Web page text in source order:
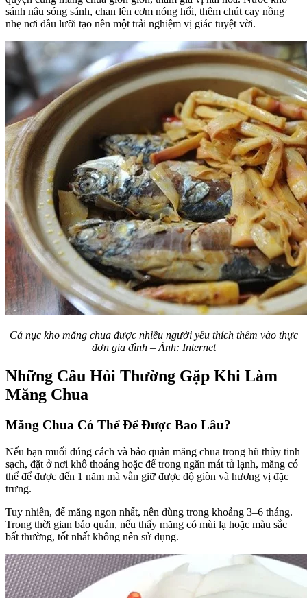
sánh nâu sóng sánh, chan lên cơm nóng hổi, thêm chút cay nồng
nhẹ nơi đầu lưỡi tạo nên một trải nghiệm vị giác tuyệt vời.
Cá nục kho măng chua được nhiều người yêu thích thêm vào thực
đơn gia đình – Ảnh: Internet
Những Câu Hỏi Thường Gặp Khi Làm
Măng Chua
Măng Chua Có Thể Để Được Bao Lâu?
Nếu bạn muối đúng cách và bảo quản măng chua trong hũ thủy tinh
sạch, đặt ở nơi khô thoáng hoặc để trong ngăn mát tủ lạnh, măng có
thể để được đến 1 năm mà vẫn giữ được độ giòn và hương vị đặc
trưng.
Tuy nhiên, để măng ngon nhất, nên dùng trong khoảng 3–6 tháng.
Trong thời gian bảo quản, nếu thấy măng có mùi lạ hoặc màu sắc
bất thường, tốt nhất không nên sử dụng.